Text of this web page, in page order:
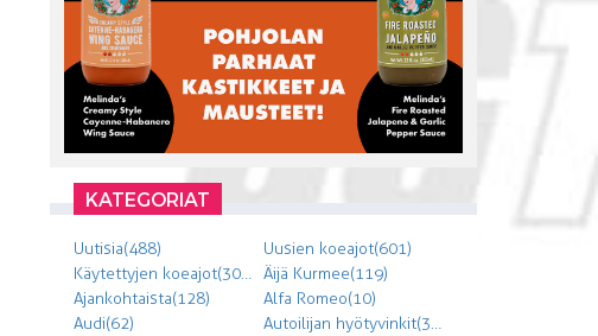
KATEGORIAT
Uutisia (488)
Uusien koeajot (601)
Käytettyjen koeajot (303) Äijä Kurmee (119)
Ajankohtaista (128)
Alfa Romeo (10)
Audi (62)
Autoilijan hyötyvinkit (300)